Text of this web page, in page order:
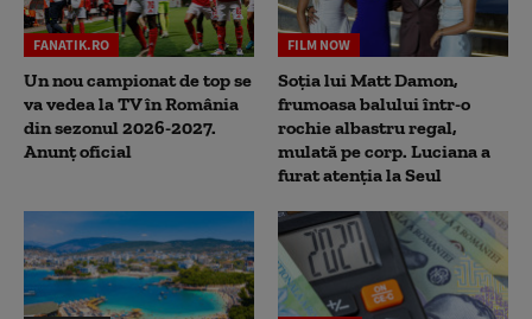
FANATIK.RO
Un nou campionat de top se
va vedea la TV în România
din sezonul 2026-2027.
Anunț oficial
FILM NOW
Soția lui Matt Damon,
frumoasa balului într-o
rochie albastru regal,
mulată pe corp. Luciana a
furat atenția la Seul